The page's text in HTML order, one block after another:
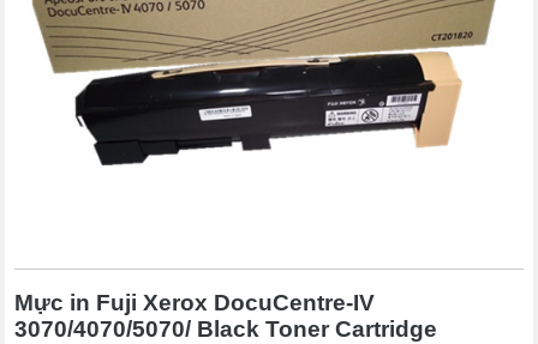
Mực in Fuji Xerox DocuCentre-IV
3070/4070/5070/ Black Toner Cartridge